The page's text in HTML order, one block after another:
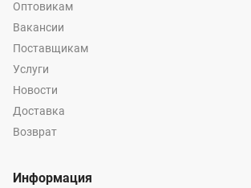
Оптовикам
Вакансии
Поставщикам
Услуги
Новости
Доставка
Возврат
Информация